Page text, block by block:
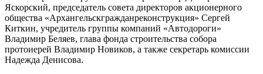
Яскорский, председатель совета директоров акционерного
общества «Архангельскгражданреконструкция» Сергей
Киткин, учредитель группы компаний «Автодороги»
Владимир Беляев, глава фонда строительства собора
протоиерей Владимир Новиков, а также секретарь комиссии
Надежда Денисова.